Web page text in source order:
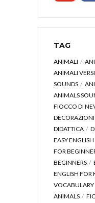
TAG
ANIMALI
ANIMALI
SOUNDS
ANIMALS
FIOCCO DI
DECORAZIONI
DIDATTICA
EASY ENGLISH
FOR
BEGINNERS
ENGLISH FOR
VOCABULARY
ANIMALS